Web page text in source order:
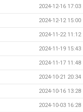
2024-12-16 17:03
2024-12-12 15:00
2024-11-22 11:12
2024-11-19 15:43
2024-11-17 11:48
2024-10-21 20:34
2024-10-16 13:28
2024-10-03 16:28